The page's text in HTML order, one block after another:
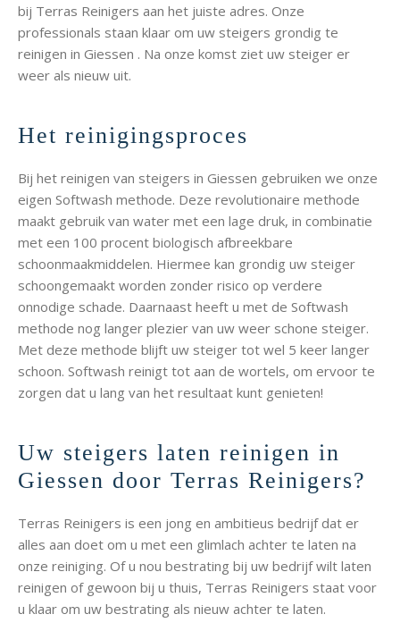
bij Terras Reinigers aan het juiste adres. Onze
professionals staan klaar om uw steigers grondig te
reinigen in Giessen . Na onze komst ziet uw steiger er
weer als nieuw uit.
Het reinigingsproces
Bij het reinigen van steigers in Giessen gebruiken we onze
eigen Softwash methode. Deze revolutionaire methode
maakt gebruik van water met een lage druk, in combinatie
met een 100 procent biologisch afbreekbare
schoonmaakmiddelen. Hiermee kan grondig uw steiger
schoongemaakt worden zonder risico op verdere
onnodige schade. Daarnaast heeft u met de Softwash
methode nog langer plezier van uw weer schone steiger.
Met deze methode blijft uw steiger tot wel 5 keer langer
schoon. Softwash reinigt tot aan de wortels, om ervoor te
zorgen dat u lang van het resultaat kunt genieten!
Uw steigers laten reinigen in
Giessen door Terras Reinigers?
Terras Reinigers is een jong en ambitieus bedrijf dat er
alles aan doet om u met een glimlach achter te laten na
onze reiniging. Of u nou bestrating bij uw bedrijf wilt laten
reinigen of gewoon bij u thuis, Terras Reinigers staat voor
u klaar om uw bestrating als nieuw achter te laten.